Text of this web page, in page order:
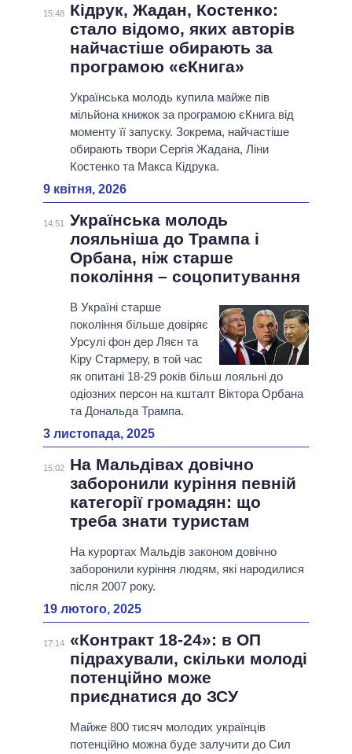
15:48
Кідрук, Жадан, Костенко:
стало відомо, яких авторів
найчастіше обирають за
програмою «єКнига»
Українська молодь купила майже пів
мільйона книжок за програмою єКнига від
моменту її запуску. Зокрема, найчастіше
обирають твори Сергія Жадана, Ліни
Костенко та Макса Кідрука.
9 квітня, 2026
14:51
Українська молодь
лояльніша до Трампа і
Орбана, ніж старше
покоління – соцопитування
В Україні старше
покоління більше довіряє
Урсулі фон дер Ляєн та
Кіру Стармеру, в той час
як опитані 18-29 років більш лояльні до
одіозних персон на кшталт Віктора Орбана
та Дональда Трампа.
3 листопада, 2025
15:02
На Мальдівах довічно
заборонили куріння певній
категорії громадян: що
треба знати туристам
На курортах Мальдів законом довічно
заборонили куріння людям, які народилися
після 2007 року.
19 лютого, 2025
17:14
«Контракт 18-24»: в ОП
підрахували, скільки молоді
потенційно може
приєднатися до ЗСУ
Майже 800 тисяч молодих українців
потенційно можна буде залучити до Сил